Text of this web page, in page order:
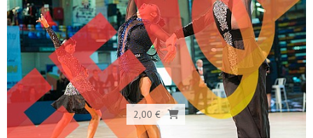
2,00 €